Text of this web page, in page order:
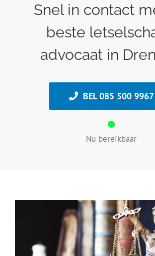
Snel in contact
beste
advocaat in
BEL 085 500 9967
Nu bereikbaar